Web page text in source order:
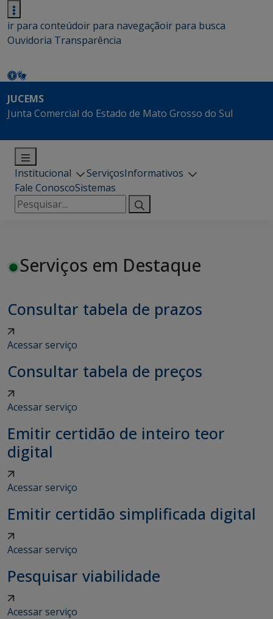
ir para conteúdoir para navegaçãoir para busca
Ouvidoria Transparência
JUCEMS
Junta Comercial do Estado de Mato Grosso do Sul
Institucional ServiçosInformativos
Fale ConoscoSistemas
Pesquisar
por:
Serviços em Destaque
Consultar tabela de prazos
Acessar serviço
Consultar tabela de preços
Acessar serviço
Emitir certidão de inteiro teor
digital
Acessar serviço
Emitir certidão simplificada digital
Acessar serviço
Pesquisar viabilidade
Acessar serviço